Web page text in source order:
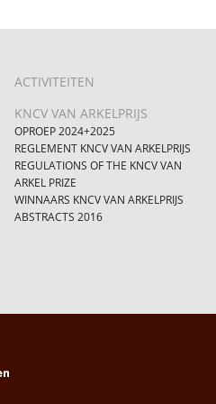
ACTIVITEITEN
KNCV VAN ARKELPRIJS
OPROEP 2024+2025
REGLEMENT KNCV VAN ARKELPRIJS
REGULATIONS OF THE KNCV VAN
ARKEL PRIZE
WINNAARS KNCV VAN ARKELPRIJS
ABSTRACTS 2016